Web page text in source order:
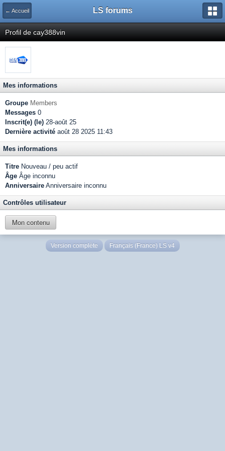
← Accueil LS forums
Profil de cay388vin
Mes informations
Groupe Members
Messages 0
Inscrit(e) (le) 28-août 25
Dernière activité août 28 2025 11:43
Mes informations
Titre Nouveau / peu actif
Âge Âge inconnu
Anniversaire Anniversaire inconnu
Contrôles utilisateur
Mon contenu
Version complète Français (France) LS v4